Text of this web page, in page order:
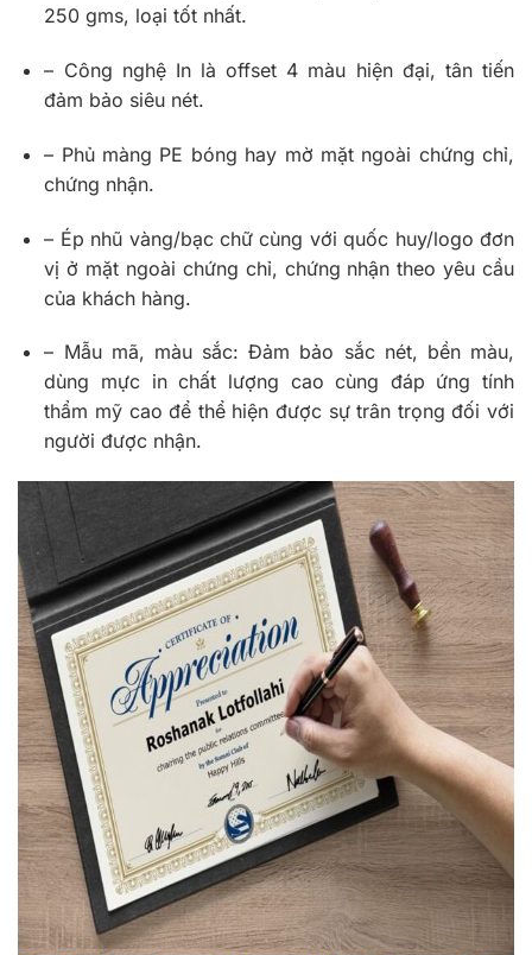
250 gms, loại tốt nhất.
– Công nghệ In là offset 4 màu hiện đại, tân tiến
đảm bảo siêu nét.
– Phủ màng PE bóng hay mờ mặt ngoài chứng chỉ,
chứng nhận.
– Ép nhũ vàng/bạc chữ cùng với quốc huy/logo đơn
vị ở mặt ngoài chứng chỉ, chứng nhận theo yêu cầu
của khách hàng.
– Mẫu mã, màu sắc: Đảm bảo sắc nét, bền màu,
dùng mực in chất lượng cao cùng đáp ứng tính
thẩm mỹ cao để thể hiện được sự trân trọng đối với
người được nhận.